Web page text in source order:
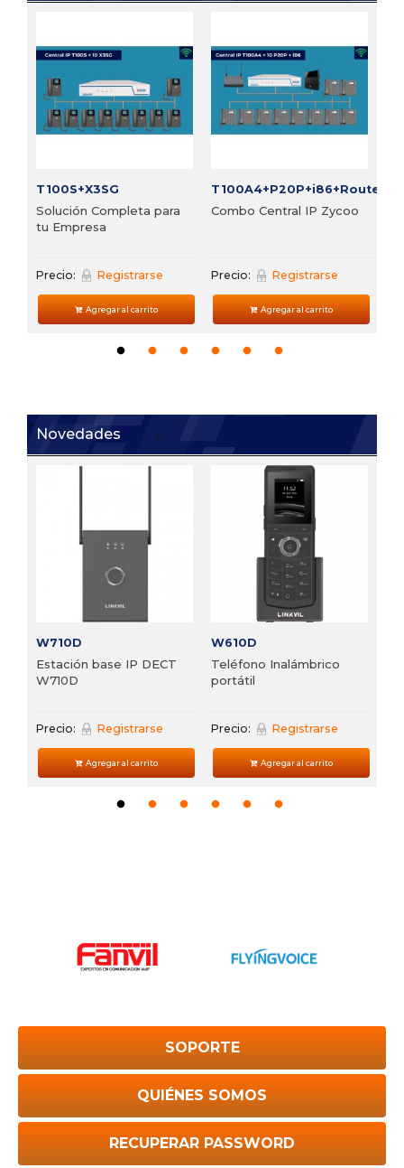
T100S+X3SG
Solución Completa para
tu Empresa
Precio: Registrarse
Agregar al carrito
T100A4+P20P+i86+Router
Combo Central IP Zycoo
Precio: Registrarse
Agregar al carrito
Novedades
W710D
Estación base IP DECT
W710D
Precio: Registrarse
Agregar al carrito
W610D
Teléfono Inalámbrico
portátil
Precio: Registrarse
Agregar al carrito
SOPORTE
QUIÉNES SOMOS
RECUPERAR PASSWORD